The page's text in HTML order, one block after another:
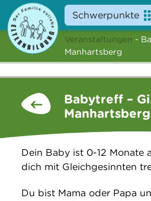
Schwerpunkte
Angebote
News
Über uns
Suche
Veranstaltungen -
Manhartsberg
Babytreff –
Manhartsberg
Dein Baby ist 0-12 Monate
dich mit Gleichgesinnten
Du bist Mama oder Papa